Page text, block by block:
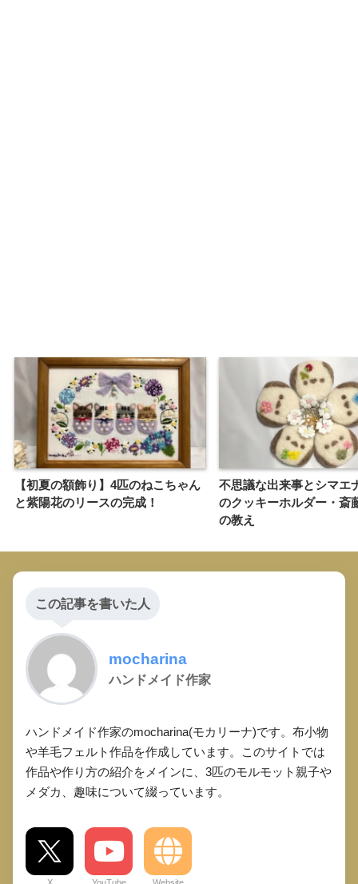
【初夏の額飾り】4匹のねこちゃん
と紫陽花のリースの完成！
不思議な出来事とシマエ
のクッキーホルダー・斎
の教え
この記事を書いた人
mocharina
ハンドメイド作家
ハンドメイド作家のmocharina(モカリーナ)です。布小物
や羊毛フェルト作品を作成しています。このサイトでは
作品や作り方の紹介をメインに、3匹のモルモット親子や
メダカ、趣味について綴っています。